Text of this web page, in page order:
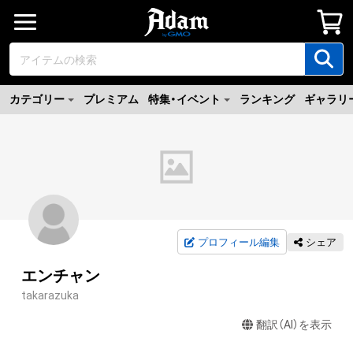
カテゴリー プレミアム 特集・イベント ランキング ギャラリ
プロフィール編集 シェア
エンチャン
takarazuka
翻訳（AI）を表示